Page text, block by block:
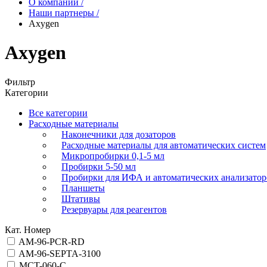
О компании /
Наши партнеры /
Axygen
Axygen
Фильтр
Категории
Все категории
Расходные материалы
Наконечники для дозаторов
Расходные материалы для автоматических систем
Микропробирки 0,1-5 мл
Пробирки 5-50 мл
Пробирки для ИФА и автоматических
Планшеты
Штативы
Резервуары для реагентов
Кат. Номер
AM-96-PCR-RD
AM-96-SEPTA-3100